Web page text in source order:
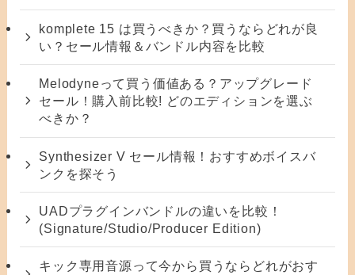
komplete 15 は買うべきか？買うならどれが良
い？セール情報＆バンドル内容を比較
Melodyneって買う価値ある？アップグレード
セール！購入前比較! どのエディションを選ぶ
べきか？
Synthesizer V セール情報！おすすめボイスバ
ンクを探そう
UADプラグインバンドルの違いを比較！
(Signature/Studio/Producer Edition)
キック専用音源って今から買うならどれがおす